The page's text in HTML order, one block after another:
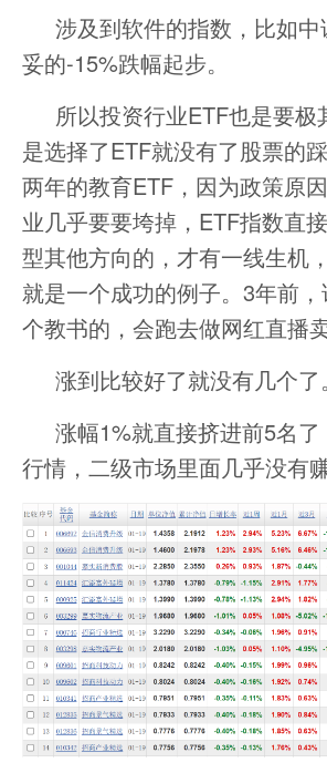
涉及到软件的指数，比如
妥的-15%跌幅起步。
所以投资行业ETF也是要极
是选择了ETF就没有了股票的
两年的教育ETF，因为政策原
业几乎要要垮掉，ETF指数直
型其他方向的，才有一线生机
就是一个成功的例子。3年前
个教书的，会跑去做网红直播
涨到比较好了就没有几个了。
涨幅1%就直接挤进前5名
行情，二级市场里面几乎没有赚